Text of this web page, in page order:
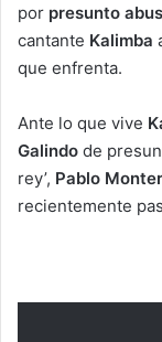
a
i
por presunto
cantante Kalimba
que enfrenta.
Ante lo que vive
Galindo de
rey’, Pablo
recientemente